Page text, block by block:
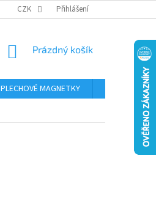
CZK Přihlášení
NÁKUPNÍ
Prázdný košík
PLECHOVÉ MAGNETKY
ČÍSLA